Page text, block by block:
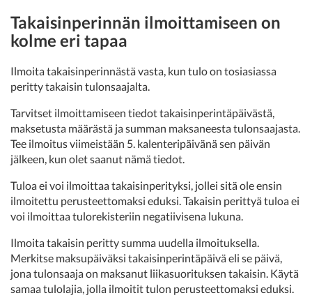
Takaisinperinnän ilmoittamiseen on
kolme eri tapaa
Ilmoita takaisinperinnästä vasta, kun tulo on tosiasiassa
peritty takaisin tulonsaajalta.
Tarvitset ilmoittamiseen tiedot takaisinperintäpäivästä,
maksetusta määrästä ja summan maksaneesta tulonsaajasta.
Tee ilmoitus viimeistään 5. kalenteripäivänä sen päivän
jälkeen, kun olet saanut nämä tiedot.
Tuloa ei voi ilmoittaa takaisinperityksi, jollei sitä ole ensin
ilmoitettu perusteettomaksi eduksi. Takaisin perittyä tuloa ei
voi ilmoittaa tulorekisteriin negatiivisena lukuna.
Ilmoita takaisin peritty summa uudella ilmoituksella.
Merkitse maksupäiväksi takaisinperintäpäivä eli se päivä,
jona tulonsaaja on maksanut liikasuorituksen takaisin. Käytä
samaa tulolajia, jolla ilmoitit tulon perusteettomaksi eduksi.